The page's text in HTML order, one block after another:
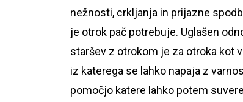
nežnosti, crkljanja in prijazne
je otrok pač potrebuje. Uglašen
staršev z otrokom je za otroka kot
iz katerega se lahko napaja z
pomočjo katere lahko potem